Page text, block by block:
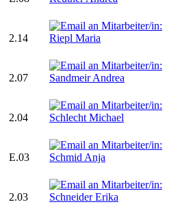
2.14
2.07
2.04
E.03
2.03